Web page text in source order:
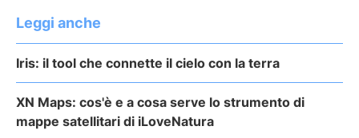
Leggi anche
Iris: il tool che connette il cielo con la terra
XN Maps: cos'è e a cosa serve lo strumento di
mappe satellitari di iLoveNatura